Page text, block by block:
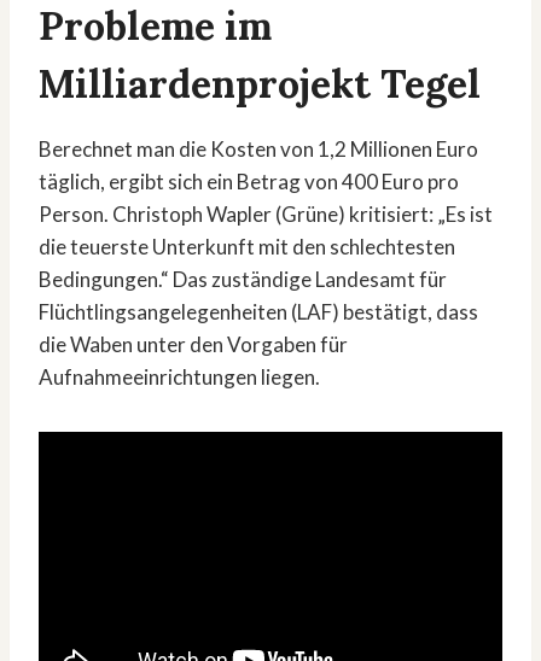
Probleme im
Milliardenprojekt Tegel
Berechnet man die Kosten von 1,2 Millionen Euro
täglich, ergibt sich ein Betrag von 400 Euro pro
Person. Christoph Wapler (Grüne) kritisiert: „Es ist
die teuerste Unterkunft mit den schlechtesten
Bedingungen.“ Das zuständige Landesamt für
Flüchtlingsangelegenheiten (LAF) bestätigt, dass
die Waben unter den Vorgaben für
Aufnahmeeinrichtungen liegen.